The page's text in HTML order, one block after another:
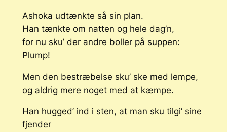
Ashoka udtænkte så sin plan.
Han tænkte om natten og hele dag’n,
for nu sku’ der andre boller på suppen:
Plump!
Men den bestræbelse sku’ ske med lempe,
og aldrig mere noget med at kæmpe.
Han hugged’ ind i sten, at man sku tilgi’ sine
fjender